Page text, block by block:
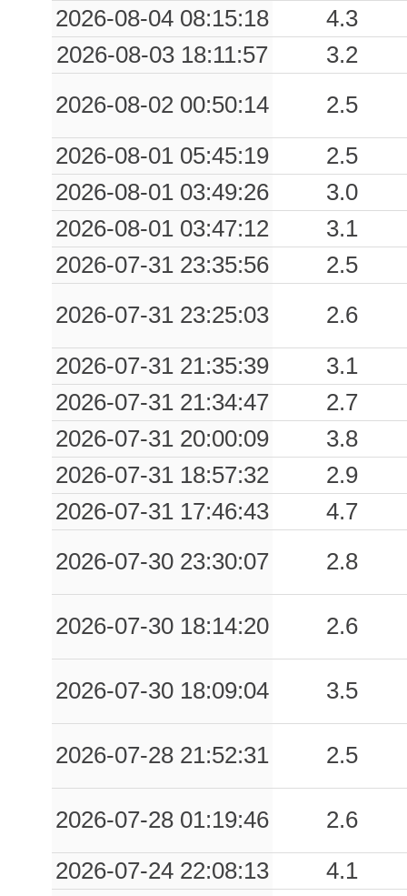
0.04
CTV
58
0.04
FRR
70
0.03
BNT
79
0.02
LMZ
98
0.02
BVM 64
2026-08-04 08:15:18
4.3
2026-08-03 18:11:57
3.2
2026-08-02 00:50:14
2.5
2026-08-01 05:45:19
2.5
2026-08-01 03:49:26
3.0
2026-08-01 03:47:12
3.1
2026-07-31 23:35:56
2.5
2026-07-31 23:25:03
2.6
2026-07-31 21:35:39
3.1
2026-07-31 21:34:47
2.7
2026-07-31 20:00:09
3.8
2026-07-31 18:57:32
2.9
2026-07-31 17:46:43
4.7
2026-07-30 23:30:07
2.8
2026-07-30 18:14:20 2.6
2026-07-30 18:09:04 3.5
2026-07-28 21:52:31 2.5
2026-07-28 01:19:46
2.6
2026-07-24 22:08:13
4.1